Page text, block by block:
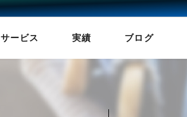
サービス 実績 ブログ